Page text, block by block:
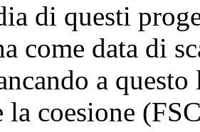
di questi
come data di
a
coesione